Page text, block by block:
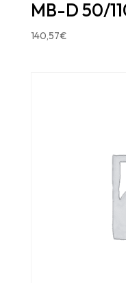
MB-D 50/
140,57€